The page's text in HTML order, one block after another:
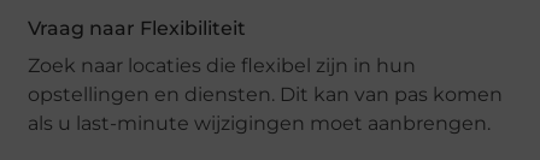
Vraag naar Flexibiliteit
Zoek naar locaties die flexibel zijn in hun
opstellingen en diensten. Dit kan van pas komen
als u last-minute wijzigingen moet aanbrengen.